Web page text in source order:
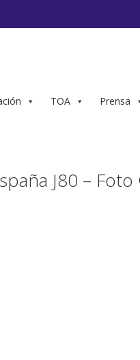
TOA Prensa
J80 –